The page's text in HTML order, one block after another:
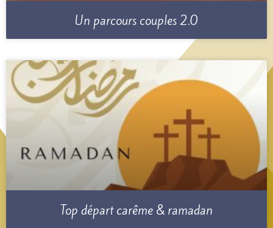
Un parcours couples 2.0
Top départ carême & ramadan